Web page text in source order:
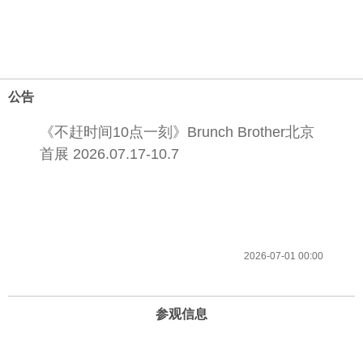
公告
《不赶时间10点一刻》Brunch Brother北京
首展 2026.07.17-10.7
2026-07-01 00:00
参观信息